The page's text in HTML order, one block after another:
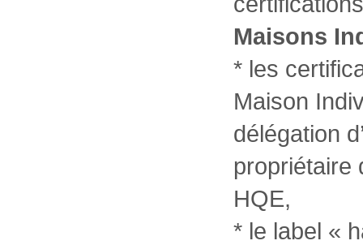
Maisons
* les
Maison
délégation
propriétaire
HQE,
* le label «